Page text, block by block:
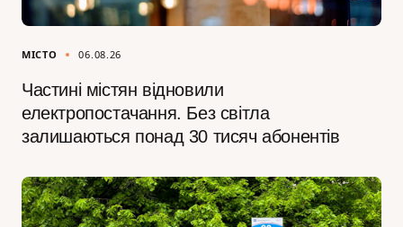
МІСТО 06.08.26
Частині містян відновили
електропостачання. Без світла
залишаються понад 30 тисяч абонентів